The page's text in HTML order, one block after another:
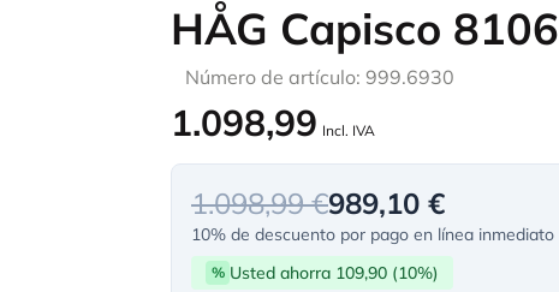
HÅG Capisco 8106
Número de artículo: 999.6930
1.098,99 Incl. IVA
1.098,99 €989,10 €
10% de descuento por pago en línea inmediato
% Usted ahorra 109,90 (10%)